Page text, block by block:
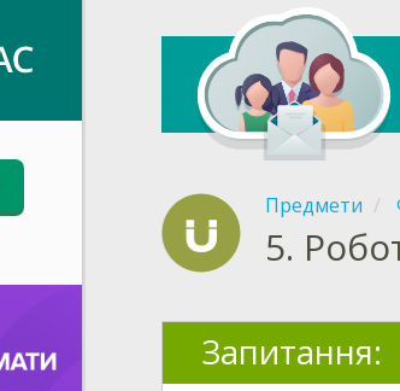
Предмети
5.
Запитання: